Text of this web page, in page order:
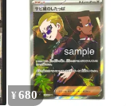
¥ 680